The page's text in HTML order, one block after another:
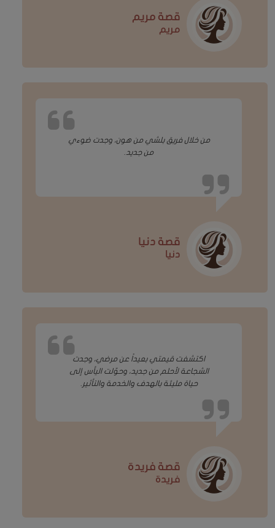
قصة مريم
مريم
من خلال فريق بلشي من هون، وجدت ضوءي
من جديد.
قصة دنيا
دنيا
اكتشفت قيمتي بعيداً عن مرضي، وجدت
الشجاعة لأحلم من جديد، وحوّلت اليأس إلى
حياة مليئة بالهدف والخدمة والتأثير.
قصة فريدة
فريدة